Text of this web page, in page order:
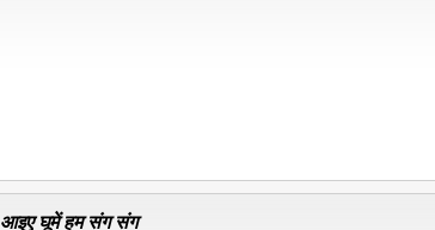
आइए घूमें हम संग संग